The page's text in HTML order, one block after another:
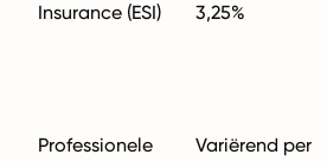
Insurance (ESI)
3,25%
Professionele
Variërend per